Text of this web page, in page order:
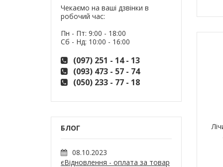
Чекаємо на ваші дзвінки в
робочий час:
Пн - Пт: 9:00 - 18:00
Сб - Нд: 10:00 - 16:00
(097) 251 - 14 - 13
(093) 473 - 57 - 74
(050) 233 - 77 - 18
БЛОГ
08.10.2023
єВідновлення - оплата за товар